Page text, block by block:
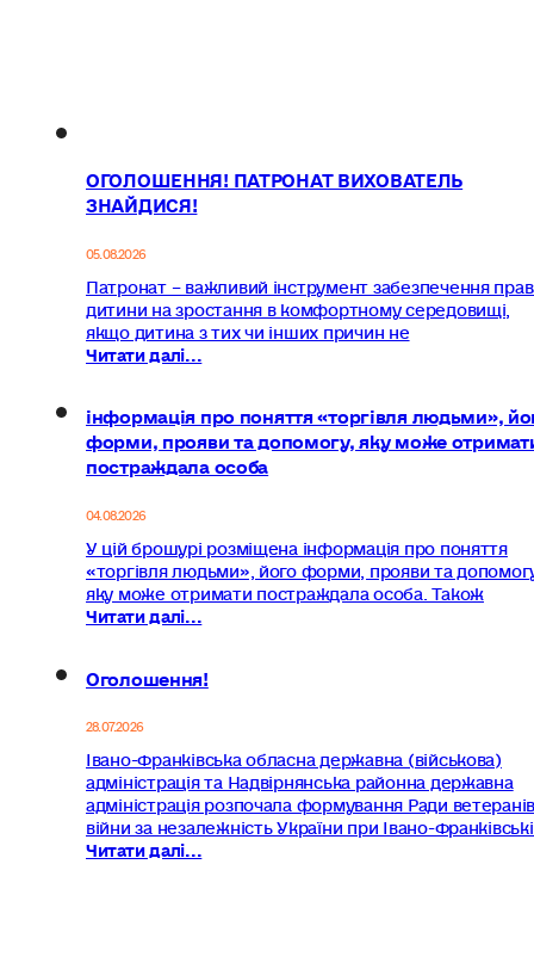
ОГОЛОШЕННЯ! ПАТРОНАТ ВИХОВАТЕЛЬ
ЗНАЙДИСЯ!
05.08.2026
Патронат – важливий інструмент забезпечення
дитини на зростання в комфортному середовищі,
якщо дитина з тих чи інших причин не
Читати далі...
інформація про поняття «торгівля людьми»,
форми, прояви та допомогу, яку може
постраждала особа
04.08.2026
У цій брошурі розміщена інформація про поняття
«торгівля людьми», його форми, прояви та
яку може отримати постраждала особа. Також
Читати далі...
Оголошення!
28.07.2026
Івано-Франківська обласна державна (військова)
адміністрація та Надвірнянська районна державна
адміністрація розпочала формування Ради
війни за незалежність України при Івано-
Читати далі...